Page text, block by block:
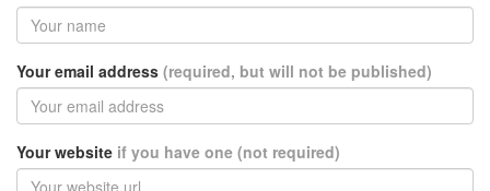
Your email address (required, but will not be published)
Your website if you have one (not required)